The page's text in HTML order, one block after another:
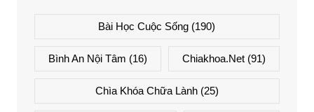
Bài Học Cuộc Sống (190)
Bình An Nội Tâm (16) Chiakhoa.net (91)
Chìa Khóa Chữa Lành(25)